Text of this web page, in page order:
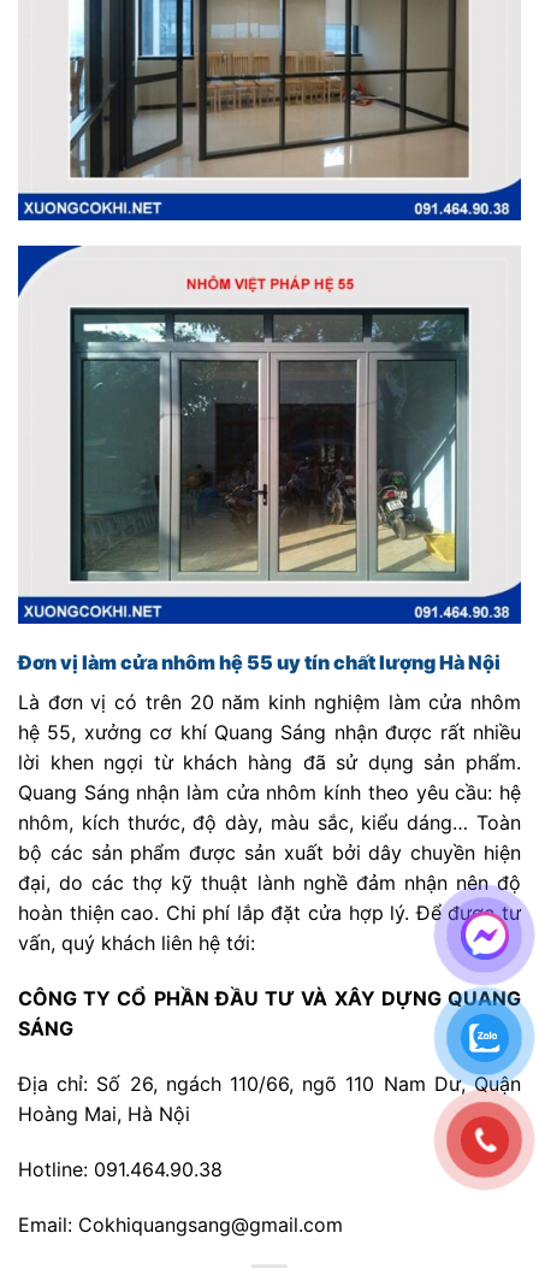
Đơn vị làm cửa nhôm hệ 55 uy tín chất lượng Hà Nội
Là đơn vị có trên 20 năm kinh nghiệm làm cửa nhôm
hệ 55, xưởng cơ khí Quang Sáng nhận được rất nhiều
lời khen ngợi từ khách hàng đã sử dụng sản phẩm.
Quang Sáng nhận làm cửa nhôm kính theo yêu cầu: hệ
nhôm, kích thước, độ dày, màu sắc, kiểu dáng… Toàn
bộ các sản phẩm được sản xuất bởi dây chuyền hiện
đại, do các thợ kỹ thuật lành nghề đảm nhận nên độ
hoàn thiện cao. Chi phí lắp đặt cửa hợp lý. Để được tư
vấn, quý khách liên hệ tới:
CÔNG TY CỔ PHẦN ĐẦU TƯ VÀ XÂY DỰNG QUANG
SÁNG
Địa chỉ: Số 26, ngách 110/66, ngõ 110 Nam Dư, Quận
Hoàng Mai, Hà Nội
Hotline: 091.464.90.38
Email: Cokhiquangsang@gmail.com